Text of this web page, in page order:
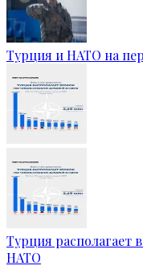
Турция и НАТО на
Турция располагает
НАТО